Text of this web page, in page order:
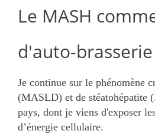
Le MASH
d'auto-brasserie
Je continue sur le phénomène
(MASLD) et de stéatohépatite
pays, dont je viens d'exposer
d’énergie cellulaire.